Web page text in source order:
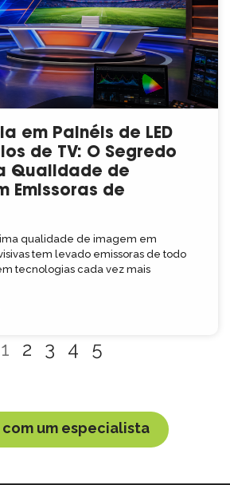
em Painéis de LED
de TV: O Segredo
Qualidade de
Emissoras de
qualidade de imagem em
tem levado emissoras de todo
tecnologias cada vez mais
1 2 3 4 5
com um especialista